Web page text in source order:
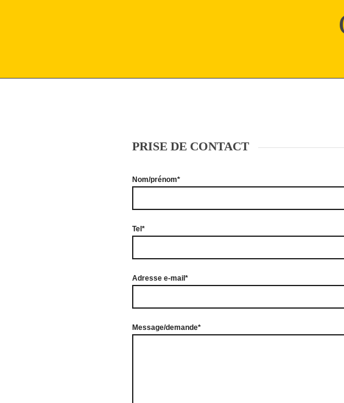
PRISE DE CONTACT
Nom/prénom*
Tel*
Adresse e-mail*
Message/demande*